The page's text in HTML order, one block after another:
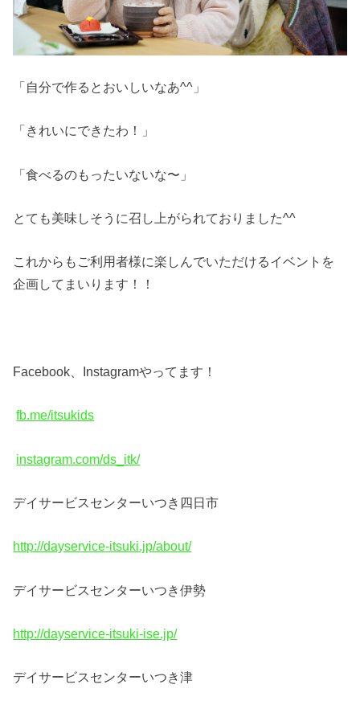
「自分で作るとおいしいなあ^^」
「きれいにできたわ！」
「食べるのもったいないな〜」
とても美味しそうに召し上がられておりました^^
これからもご利用者様に楽しんでいただけるイベントを
企画してまいります！！
Facebook、Instagramやってます！
fb.me/itsukids
instagram.com/ds_itk/
デイサービスセンターいつき四日市
http://dayservice-itsuki.jp/about/
デイサービスセンターいつき伊勢
http://dayservice-itsuki-ise.jp/
デイサービスセンターいつき津